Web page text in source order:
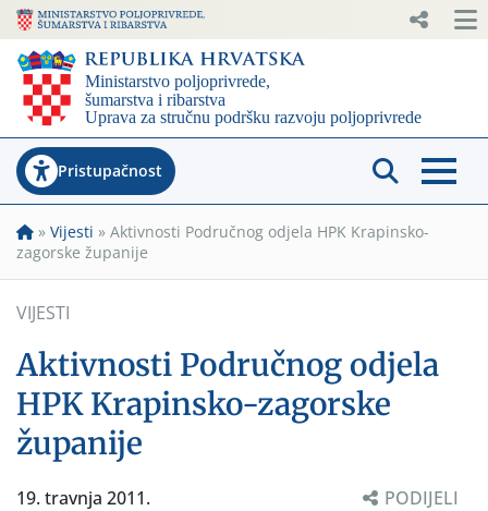
Pristupačnost
» Vijesti » Aktivnosti Područnog odjela HPK Krapinsko-
zagorske županije
VIJESTI
Aktivnosti Područnog odjela
HPK Krapinsko-zagorske
županije
19. travnja 2011. PODIJELI